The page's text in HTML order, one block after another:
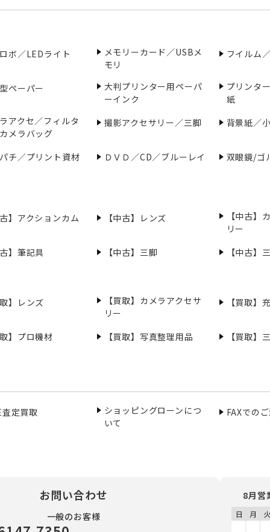
ボ／LEDライト
メモリーカード／USBメ
モリ
フイルム
ペーパー
大判プリンター用ペーパ
ーインク
プリンタ
紙
アクセ／フィルタ
メラバッグ
撮影アクセサリー／三脚 背景紙／
チ／プリント資材 ＤＶＤ／CD／ブルーレイ 双眼鏡/ゴ
】アクションカム 【中古】レンズ
【中古】
リー
】筆記具
【中古】三脚 【中古】
】レンズ
【買取】カメラアクセサ
リー
【買取】
】プロ機材 【買取】写真整理用品 【買取】
定買取
ショッピングローンにつ
いて
FAXでの
お問い合わせ
一般のお客様
8月営